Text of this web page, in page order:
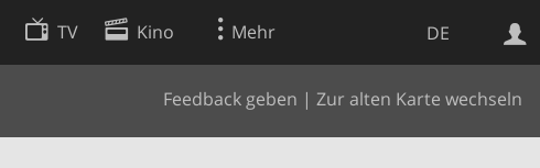
DE
TV Kino Mehr
Feedback geben | Zur alten Karte wechseln
Websuche